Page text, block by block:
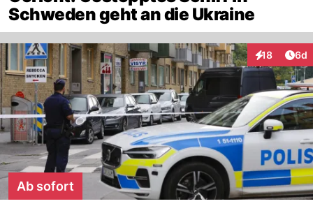
Schweden geht an die Ukraine
18
Interaktionen
6d
Ab sofort